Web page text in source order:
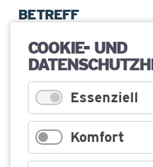
Betreff
Pflichtfeld
Ihre
Anfrage*
COOKIE- UND
Essenziell
Komfort